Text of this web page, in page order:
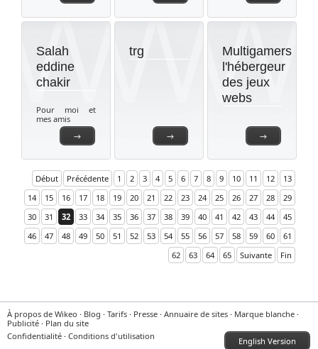
→
Salah
eddine
chakir
Pour moi et
mes amis
→
trg
→
Multigamers
l'hébergeur
des jeux
webs
Début Précédente 1 2 3 4 5 6 7 8 9 10 11 12
13
14
15 16 17 18 19 20 21 22 23 24 25 26 27 28
29
30
31 32 33 34 35 36 37 38 39 40 41 42 43 44
45
46
47 48 49 50 51 52 53 54 55 56 57 58 59 60
61
62
63 64 65 Suivante Fin
À propos de Wikeo · Blog · Tarifs · Presse · Annuaire de sites · Marque blanche ·
Publicité · Plan du site
Confidentialité · Conditions d'utilisation English Version